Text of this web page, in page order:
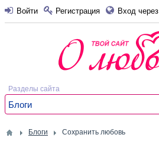
Войти Регистрация Вход через
Разделы сайта
Блоги
Блоги Сохранить любовь